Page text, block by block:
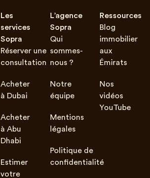
Les
services
Sopra
Réserver une
consultation
Acheter
à Dubai
Acheter
à Abu
Dhabi
Estimer
votre
L’agence
Sopra
Qui
sommes-
nous ?
Notre
équipe
Mentions
légales
Politique de
confidentialité
Ressources
Blog
immobilier
aux
Émirats
Nos
vidéos
YouTube